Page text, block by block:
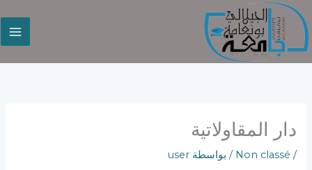
تخطي
إلى
المحتوى
دار المقاولاتية
/
Non classé / بواسطة user